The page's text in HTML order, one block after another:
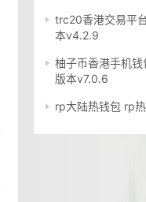
trc20香港交易平
本v4.2.9
柚子币香港手机
版本v7.0.6
rp大陆热钱包 rp